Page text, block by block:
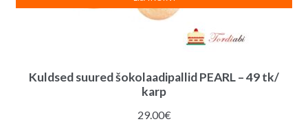
Kuldsed suured šokolaadipallid PEARL – 49 tk/
karp
29.00€